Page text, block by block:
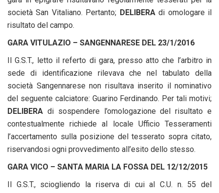
società San Vitaliano. Pertanto; DELIBERAdi omologare il
risultato del campo.
GARA VITULAZIO – SANGENNARESE DEL 23/1/2016
Il G.S.T., letto il referto di gara, presso atto che l’arbitro in
sede di identificazione rilevava che nel tabulato della
società Sangennarese non risultava inserito il nominativo
del seguente calciatore: Guarino Ferdinando. Per tali motivi;
DELIBERA di sospendere l’omologazione del risultato e
contestualmente richiede al locale Ufficio Tesseramenti
l’accertamento sulla posizione del tesserato sopra citato,
riservandosi ogni provvedimento all’esito dello stesso.
GARA VICO – SANTA MARIA LA FOSSA DEL 12/12/2015
Il G.S.T., sciogliendo la riserva di cui al C.U. n. 55 del